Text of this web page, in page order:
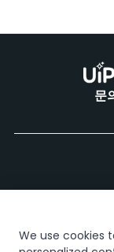
문
We use cookies